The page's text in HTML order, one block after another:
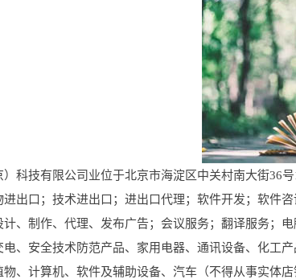
科技有限公司业位于北京市海淀区中关村南大街36
进出口；技术进出口；进出口代理；软件开发；软件
计、制作、代理、发布广告；会议服务；翻译服务；
电、安全技术防范产品、家用电器、通讯设备、化工
物、计算机、软件及辅助设备、汽车（不得从事实体